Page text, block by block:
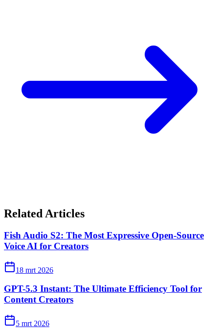
Related Articles
Fish Audio S2: The Most Expressive Open-Source
Voice AI for Creators
18 mrt 2026
GPT-5.3 Instant: The Ultimate Efficiency Tool for
Content Creators
5 mrt 2026